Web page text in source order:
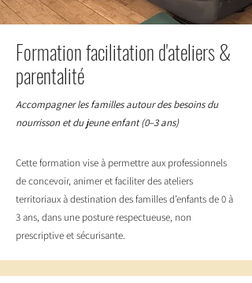
Formation facilitation d'ateliers &
parentalité
Accompagner les familles autour des besoins du
nourrisson et du jeune enfant (0–3 ans)
Cette formation vise à permettre aux professionnels
de concevoir, animer et faciliter des ateliers
territoriaux à destination des familles d’enfants de 0 à
3 ans, dans une posture respectueuse, non
prescriptive et sécurisante.